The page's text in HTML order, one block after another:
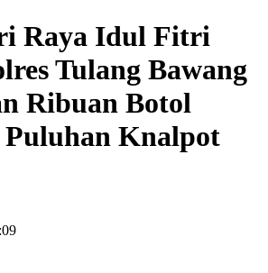
Raya Idul Fitri
Tulang Bawang
Ribuan Botol
Knalpot